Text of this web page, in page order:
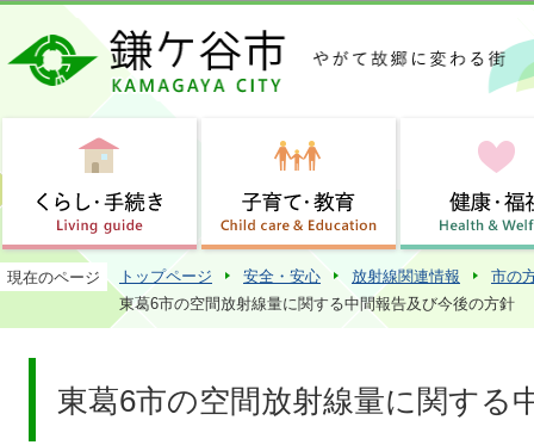
この
現在のページ トップページ 安全・安心 放射線関連情報
市の
東葛6市の空間放射線量に関する中間報告及び今後の方針
東葛6市の空間放射線量に関する